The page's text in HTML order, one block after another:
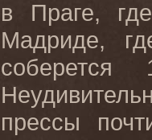
в Праге,
Мадриде,
соберется
прессы